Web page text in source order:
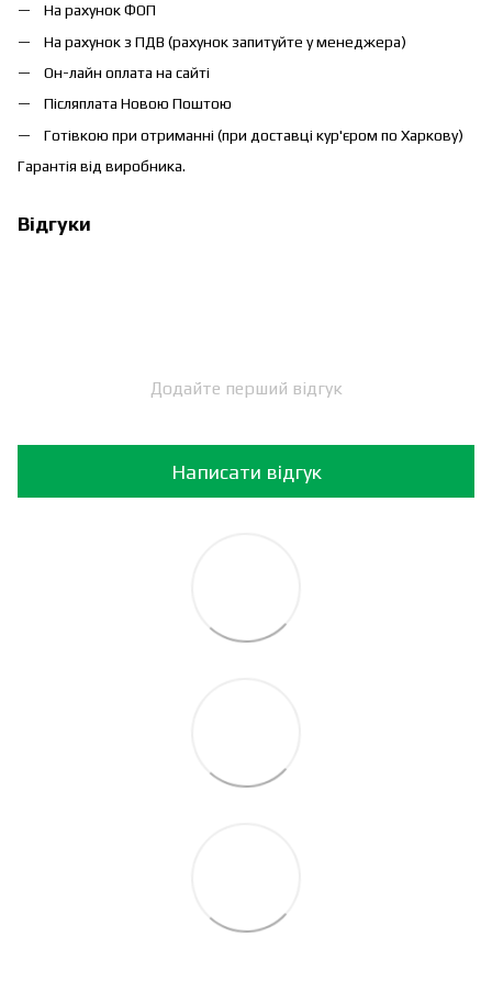
На рахунок ФОП
На рахунок з ПДВ (рахунок запитуйте у менеджера)
Он-лайн оплата на сайті
Післяплата Новою Поштою
Готівкою при отриманні (при доставці кур'єром по Харкову)
Гарантія від виробника.
Відгуки
Додайте перший відгук
Написати відгук